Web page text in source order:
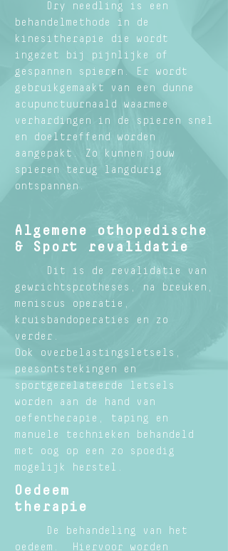
Dry needling is een
behandelmethode in de
kinesitherapie die wordt
ingezet bij pijnlijke of
gespannen spieren. Er wordt
gebruikgemaakt van een dunne
acupunctuurnaald waarmee
verhardingen in de spieren snel
en doeltreffend worden
aangepakt. Zo kunnen jouw
spieren terug langdurig
ontspannen.
Algemene othopedische
& Sport revalidatie
Dit is de revalidatie van
gewrichtsprotheses, na breuken,
meniscus operatie,
kruisbandoperaties en zo
verder.
Ook overbelastingsletsels,
peesontstekingen en
sportgerelateerde letsels
worden aan de hand van
oefentherapie, taping en
manuele technieken behandeld
met oog op een zo spoedig
mogelijk herstel.
Oedeem
therapie
De behandeling van het
oedeem. Hiervoor worden